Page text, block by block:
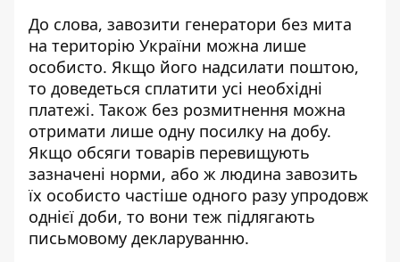
До слова, завозити генератори без мита
на територію України можна лише
особисто. Якщо його надсилати поштою,
то доведеться сплатити усі необхідні
платежі. Також без розмитнення можна
отримати лише одну посилку на добу.
Якщо обсяги товарів перевищують
зазначені норми, або ж людина завозить
їх особисто частіше одного разу упродовж
однієї доби, то вони теж підлягають
письмовому декларуванню.